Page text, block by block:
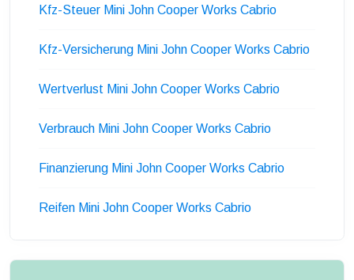
Kfz-Steuer Mini John Cooper Works Cabrio
Kfz-Versicherung Mini John Cooper Works Cabrio
Wertverlust Mini John Cooper Works Cabrio
Verbrauch Mini John Cooper Works Cabrio
Finanzierung Mini John Cooper Works Cabrio
Reifen Mini John Cooper Works Cabrio